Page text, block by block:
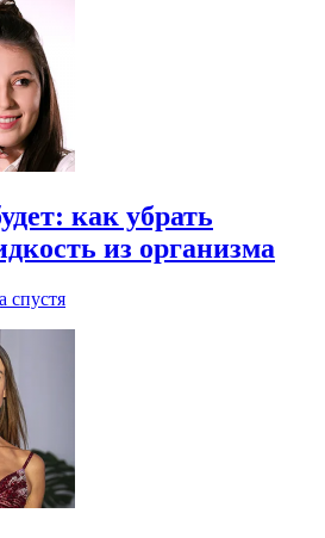
как убрать
из организма
спустя